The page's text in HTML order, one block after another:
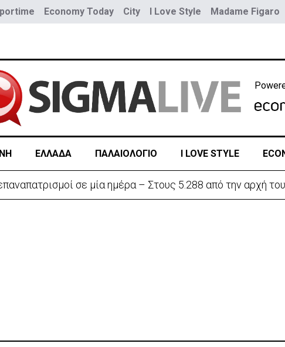
Economy Today City I Love Style Madame Figaro
ΕΛΛΑΔΑ ΠΑΛΑΙΟΛΟΓΙΟ I LOVE STYLE
σε μία ημέρα – Στους 5.288 από την αρχή